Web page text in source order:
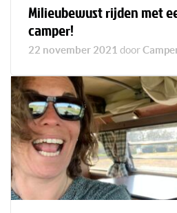
Milieubewust rijden met
camper!
22 november 2021 door